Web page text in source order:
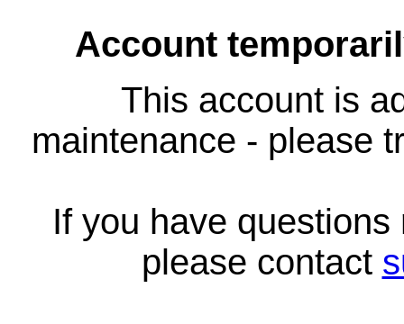
Account
This account is
maintenance - please
If you have
please contact